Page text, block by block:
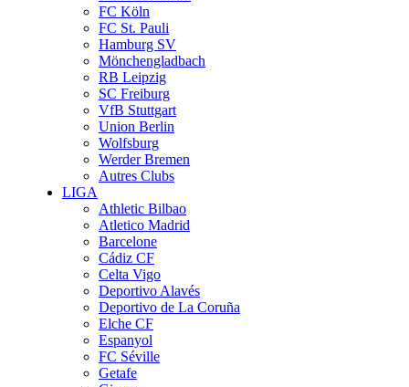
FC Köln
FC St. Pauli
Hamburg SV
Mönchengladbach
RB Leipzig
SC Freiburg
VfB Stuttgart
Union Berlin
Wolfsburg
Werder Bremen
Autres Clubs
LIGA
Athletic Bilbao
Atletico Madrid
Barcelone
Cádiz CF
Celta Vigo
Deportivo Alavés
Deportivo de La Coruña
Elche CF
Espanyol
FC Séville
Getafe